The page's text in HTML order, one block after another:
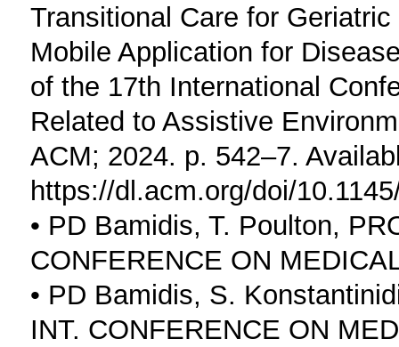
Transitional Care for
Mobile Application for
of the 17th International
Related to Assistive
ACM; 2024. p. 542–7.
https://dl.acm.org/doi/
• PD Bamidis, T. Poulton,
CONFERENCE ON
• PD Bamidis, S.
INT. CONFERENCE ON